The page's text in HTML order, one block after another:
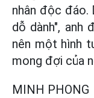
nhân độc đáo.
dỗ dành",
nên một hình
mong đợi của
MINH PHONG